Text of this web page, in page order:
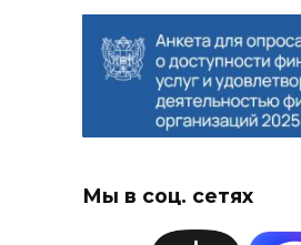
Мы в соц. сетях